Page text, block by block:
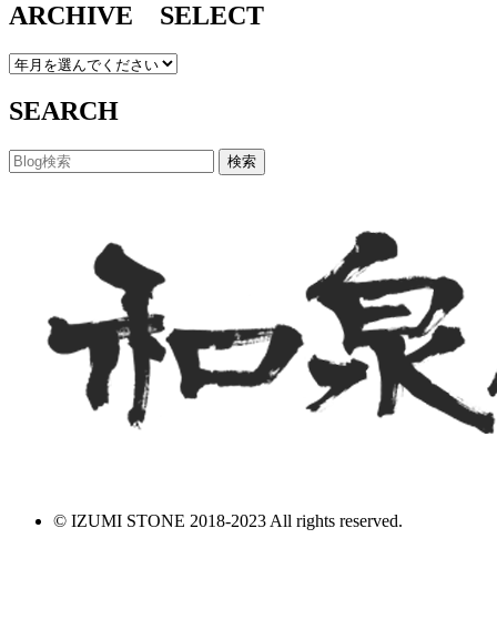
ARCHIVE SELECT
SEARCH
© IZUMI STONE 2018-2023 All rights reserved.